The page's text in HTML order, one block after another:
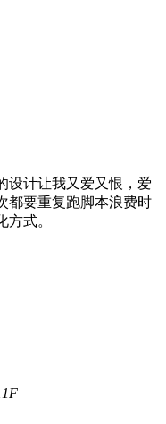
设计让我又爱又恨，爱
都要重复跑脚本浪费时
式。
F